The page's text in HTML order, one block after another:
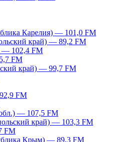
Карелия) — 101,0 FM
край) — 89,2 FM
— 102,4 FM
FM
край) — 99,7 FM
FM
— 107,5 FM
край) — 103,3 FM
FM
Крым) — 89,3 FM